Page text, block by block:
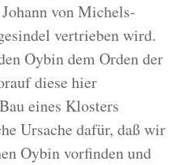
von Michels-
vertrieben wird.
Oybin dem Orden der
diese hier
eines Klosters
Ursache dafür, daß wir
Oybin vorfinden und